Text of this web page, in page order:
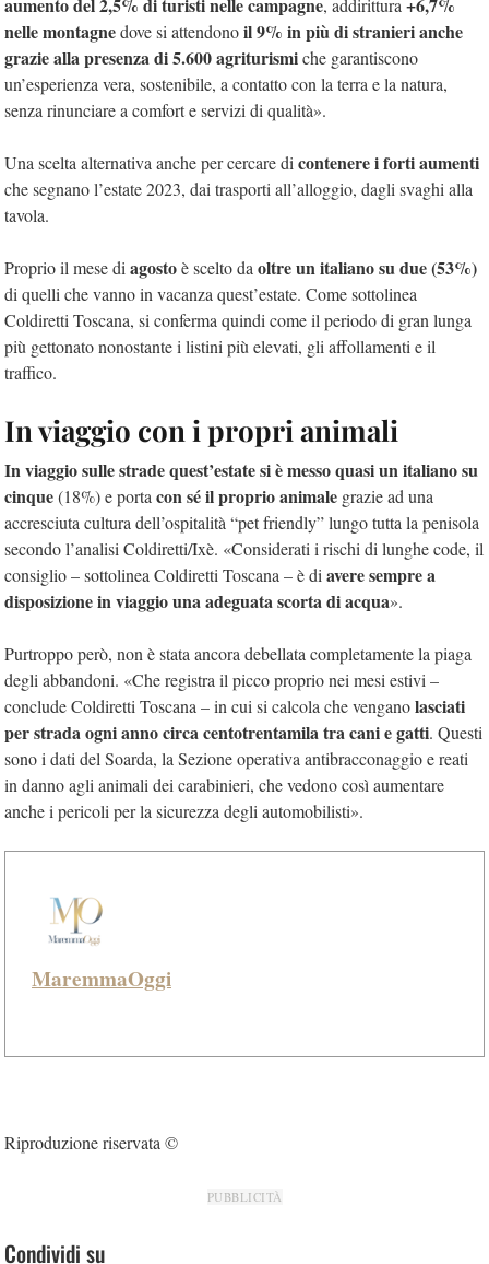
nelle montagnedove si attendonoil 9% in più di stranieri anche
grazie alla presenza di 5.600 agriturismiche garantiscono
un’esperienza vera, sostenibile, a contatto con la terra e la natura,
senza rinunciare a comfort e servizi di qualità».
Una scelta alternativa anche per cercare di contenere i forti aumenti
che segnano l’estate 2023, dai trasporti all’alloggio, dagli svaghi alla
tavola.
Proprio il mese di agostoè scelto da oltre un italiano su due (53%)
di quelli che vanno in vacanza quest’estate. Come sottolinea
Coldiretti Toscana, si conferma quindi come il periodo di gran lunga
più gettonato nonostante i listini più elevati, gli affollamenti e il
traffico.
In viaggio con i propri animali
In viaggio sulle strade quest’estate si è messo quasi un italiano su
cinque(18%) e porta con sé il proprio animale grazie ad una
accresciuta cultura dell’ospitalità “pet friendly” lungo tutta la penisola
secondo l’analisi Coldiretti/Ixè. «Considerati i rischi di lunghe code, il
consiglio – sottolinea Coldiretti Toscana – è di avere sempre a
disposizione in viaggio una adeguata scorta di acqua».
Purtroppo però, non è stata ancora debellata completamente la piaga
degli abbandoni. «Che registra il picco proprio nei mesi estivi –
conclude Coldiretti Toscana – in cui si calcola che venganolasciati
per strada ogni anno circa centotrentamila tra cani e gatti. Questi
sono i dati del Soarda, la Sezione operativa antibracconaggio e reati
in danno agli animali dei carabinieri, che vedono così aumentare
anche i pericoli per la sicurezza degli automobilisti».
MaremmaOggi
Riproduzione riservata ©
PUBBLICITÀ
Condividi su